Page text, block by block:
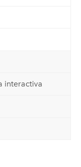
interactiva